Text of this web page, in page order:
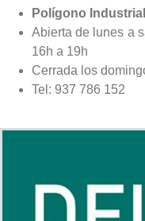
Polígono
Abierta de lunes a
16h a 19h
Cerrada los
Tel: 937 786 152